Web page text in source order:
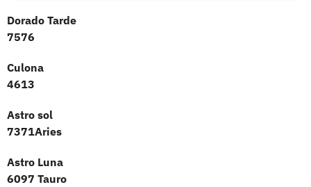
Dorado Tarde
7576
Culona
4613
Astro sol
7371Aries
Astro Luna
6097 Tauro